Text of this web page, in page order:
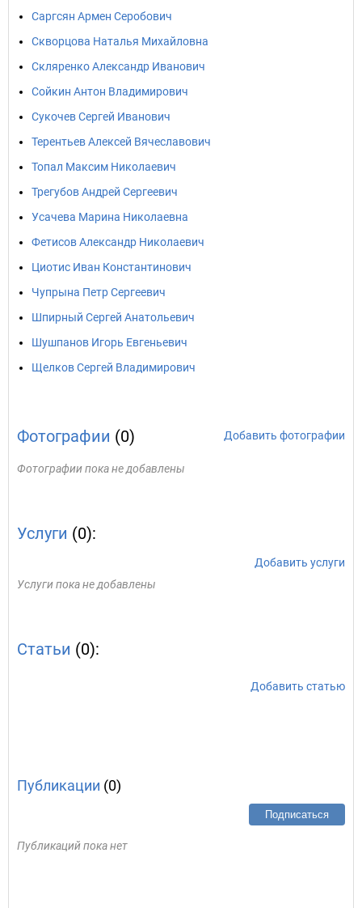
Саргсян Армен Серобович
Скворцова Наталья Михайловна
Скляренко Александр Иванович
Сойкин Антон Владимирович
Сукочев Сергей Иванович
Терентьев Алексей Вячеславович
Топал Максим Николаевич
Трегубов Андрей Сергеевич
Усачева Марина Николаевна
Фетисов Александр Николаевич
Циотис Иван Константинович
Чупрына Петр Сергеевич
Шпирный Сергей Анатольевич
Шушпанов Игорь Евгеньевич
Щелков Сергей Владимирович
Фотографии (0) Добавить фотографии
Фотографии пока не добавлены
Услуги (0):
Добавить услуги
Услуги пока не добавлены
Статьи (0):
Добавить статью
Публикации (0)
Подписаться
Публикаций пока нет